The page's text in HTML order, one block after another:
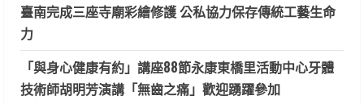
臺南完成三座寺廟彩繪修護 公私協力保存傳統工藝生命
力
「與身心健康有約」講座88節永康東橋里活動中心牙體
技術師胡明芳演講「無齒之痛」歡迎踴躍參加